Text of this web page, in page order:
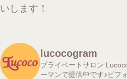
いします！
lucocogram
プライベートサロン
ーマンで提供中です♪ビフ